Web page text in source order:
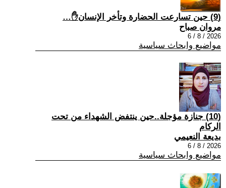
(9) حين تسارعت الحضارة وتأخر الإنسان✋…
مروان صباح
2026 / 8 / 6
مواضيع وابحاث سياسية
(10) جنازة مؤجلة..حين ينتفض الشهداء من تحت
الركام
بديعة النعيمي
2026 / 8 / 6
مواضيع وابحاث سياسية